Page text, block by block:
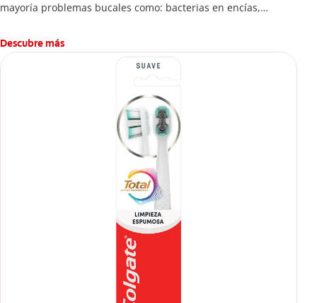
mayoría problemas bucales como: bacterias en encías,
caries.
Descubre más